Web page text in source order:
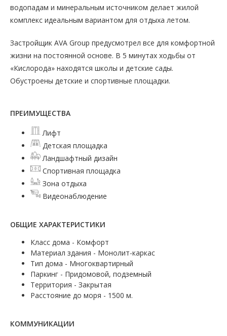
водопадам и минеральным источником делает жилой
комплекс идеальным вариантом для отдыха летом.
Застройщик AVA Group предусмотрел все для комфортной
жизни на постоянной основе. В 5 минутах ходьбы от
«Кислорода» находятся школы и детские сады.
Обустроены детские и спортивные площадки.
ПРЕИМУЩЕСТВА
Лифт
Детская площадка
Ландшафтный дизайн
Спортивная площадка
Зона отдыха
Видеонаблюдение
ОБЩИЕ ХАРАКТЕРИСТИКИ
Класс дома - Комфорт
Материал здания - Монолит-каркас
Тип дома - Многоквартирный
Паркинг - Придомовой, подземный
Территория - Закрытая
Расстояние до моря - 1500 м.
КОММУНИКАЦИИ